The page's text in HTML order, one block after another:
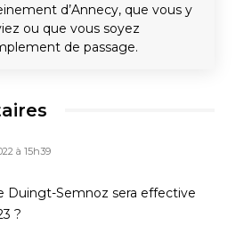
d’Annecy, que vous y
ou que vous soyez
de passage.
à 15h39
Duingt-Semnoz sera effective
?